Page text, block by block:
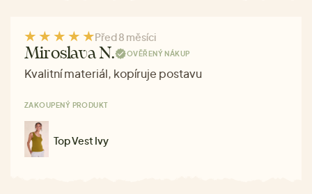
Před 8 měsíci
Miroslava N. OVĚŘENÝ NÁKUP
Kvalitní materiál, kopíruje postavu
ZAKOUPENÝ PRODUKT
Top Vest Ivy